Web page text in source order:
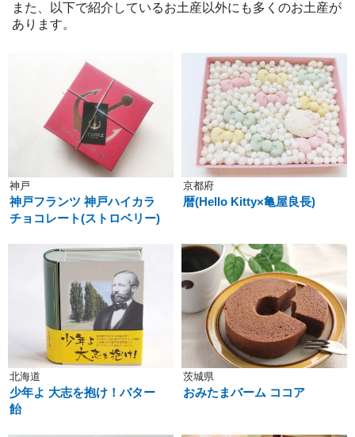
また、以下で紹介しているお土産以外にも多くのお土産が
あります。
神戸
神戸フランツ 神戸ハイカラ
チョコレート(ストロベリー)
京都府
暦(Hello Kitty×亀屋良長)
北海道
少年よ 大志を抱け！バター
飴
茨城県
おみたまバーム ココア